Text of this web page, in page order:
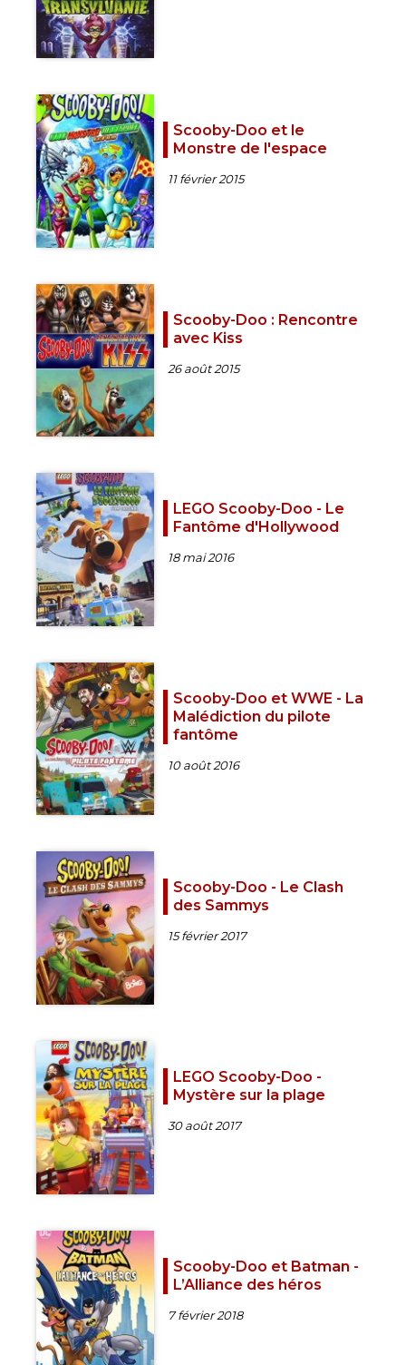
Scooby-Doo et le
Monstre de l'espace
11 février 2015
Scooby-Doo : Rencontre
avec Kiss
26 août 2015
LEGO Scooby-Doo - Le
Fantôme d'Hollywood
18 mai 2016
Scooby-Doo et WWE - La
Malédiction du pilote
fantôme
10 août 2016
Scooby-Doo - Le Clash
des Sammys
15 février 2017
LEGO Scooby-Doo -
Mystère sur la plage
30 août 2017
Scooby-Doo et Batman -
L’Alliance des héros
7 février 2018